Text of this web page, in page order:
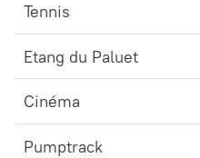
Tennis
Etang du Paluet
Cinéma
Pumptrack